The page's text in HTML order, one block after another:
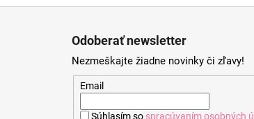
Odoberať newsletter
Nezmeškajte žiadne novinky či zľavy!
Email
Súhlasím so spracúvaním osobných